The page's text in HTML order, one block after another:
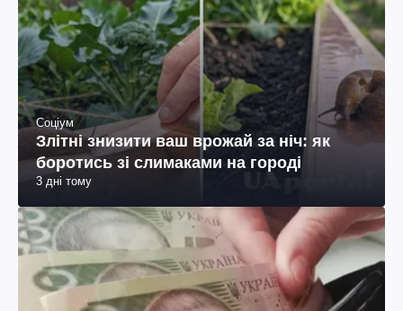
Соціум
Злітні знизити ваш врожай за ніч: як
боротись зі слимаками на городі
3 дні тому